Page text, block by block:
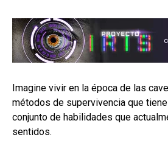
Imagine vivir en la época de las
métodos de supervivencia que
conjunto de habilidades que
sentidos.